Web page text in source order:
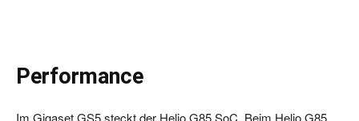
Performance
Im Gigaset GS5 steckt der Helio G85 SoC. Beim Helio G85